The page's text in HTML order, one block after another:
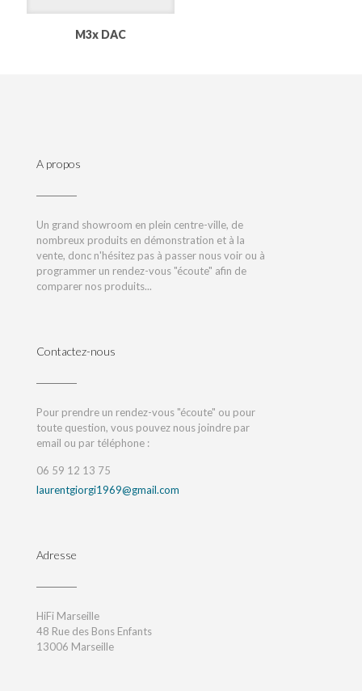
M3x DAC
A propos
Un grand showroom en plein centre-ville, de
nombreux produits en démonstration et à la
vente, donc n'hésitez pas à passer nous voir ou à
programmer un rendez-vous "écoute" afin de
comparer nos produits...
Contactez-nous
Pour prendre un rendez-vous "écoute" ou pour
toute question, vous pouvez nous joindre par
email ou par téléphone :
06 59 12 13 75
laurentgiorgi1969@gmail.com
Adresse
HiFi Marseille
48 Rue des Bons Enfants
13006 Marseille